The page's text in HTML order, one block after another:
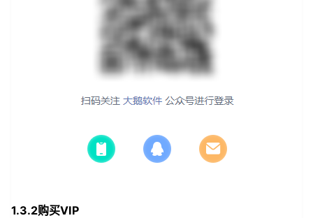
1.3.2购买VIP